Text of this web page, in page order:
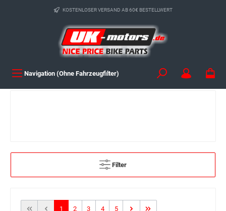
KOSTENLOSER VERSAND AB 60€ BESTELLWERT
Navigation (Ohne Fahrzeugfilter)
Filter
1 2 3 4 5